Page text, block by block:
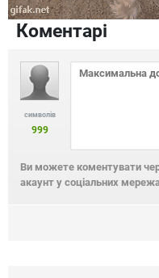
Коментарі
символів
999
Ви можете коментувати
акаунт у соціальних